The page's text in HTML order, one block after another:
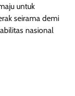
untuk
seirama demi
nasional